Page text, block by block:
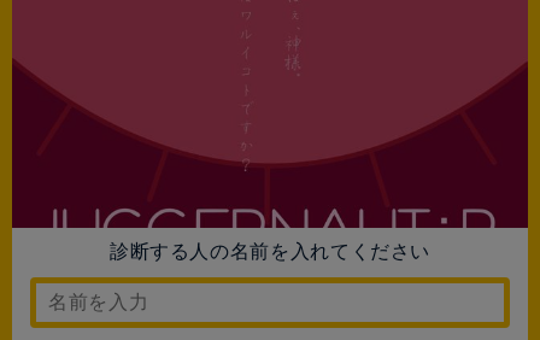
診断する人の名前を入れてください